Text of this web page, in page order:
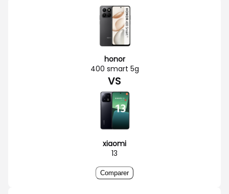
honor
400 smart 5g
VS
xiaomi
13
Comparer